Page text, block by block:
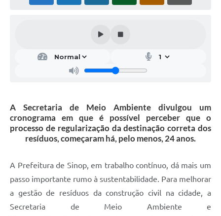
A Secretaria de Meio Ambiente divulgou um
cronograma em que é possível perceber que o
processo de regularização da destinação correta dos
resíduos, começaram há, pelo menos, 24 anos.
A Prefeitura de Sinop, em trabalho contínuo, dá mais um
passo importante rumo à sustentabilidade. Para melhorar
a gestão de resíduos da construção civil na cidade, a
Secretaria de Meio Ambiente e